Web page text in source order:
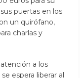
puertas en los
un quirófano,
charlas y
a los
espera liberar al